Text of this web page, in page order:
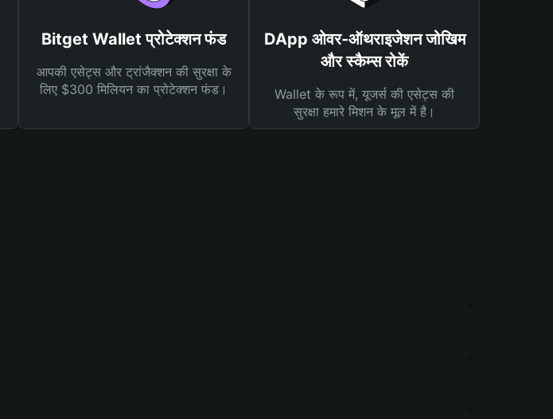
Bitget Wallet प्रोटेक्शन फंड
आपकी एसेट्स और ट्रांजैक्शन की सुरक्षा के
लिए $300 मिलियन का प्रोटेक्शन फंड।
DApp ओवर-ऑथराइजेशन जोखिम
और स्कैम्स रोकें
Wallet के रूप में, यूजर्स की एसेट्स की
सुरक्षा हमारे मिशन के मूल में है।